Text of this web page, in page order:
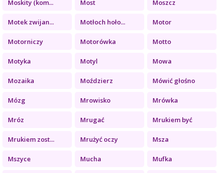
Moskity (kom... Most Moszcz
Motek zwijan... Motłoch hoło... Motor
Motorniczy Motorówka Motto
Motyka Motyl Mowa
Mozaika Moździerz Mówić głośno
Mózg Mrowisko Mrówka
Mróz Mrugać Mrukiem być
Mrukiem zost... Mrużyć oczy Msza
Mszyce Mucha Mufka